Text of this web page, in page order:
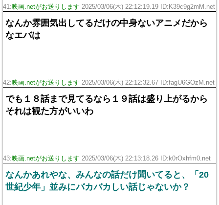
41:映画.netがお送りします 2025/03/06(木) 22:12:19.19 ID:K39c9g2mM.net
なんか雰囲気出してるだけの中身ないアニメだから
なエバは
42:映画.netがお送りします 2025/03/06(木) 22:12:32.67 ID:fagU6GOzM.net
でも１８話まで見てるなら１９話は盛り上がるから
それは観た方がいいわ
43:映画.netがお送りします 2025/03/06(木) 22:13:18.26 ID:k0rOxhfm0.net
なんかあれやな、みんなの話だけ聞いてると、「20
世紀少年」並みにバカバカしい話じゃないか？